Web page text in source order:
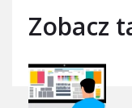
Zobacz